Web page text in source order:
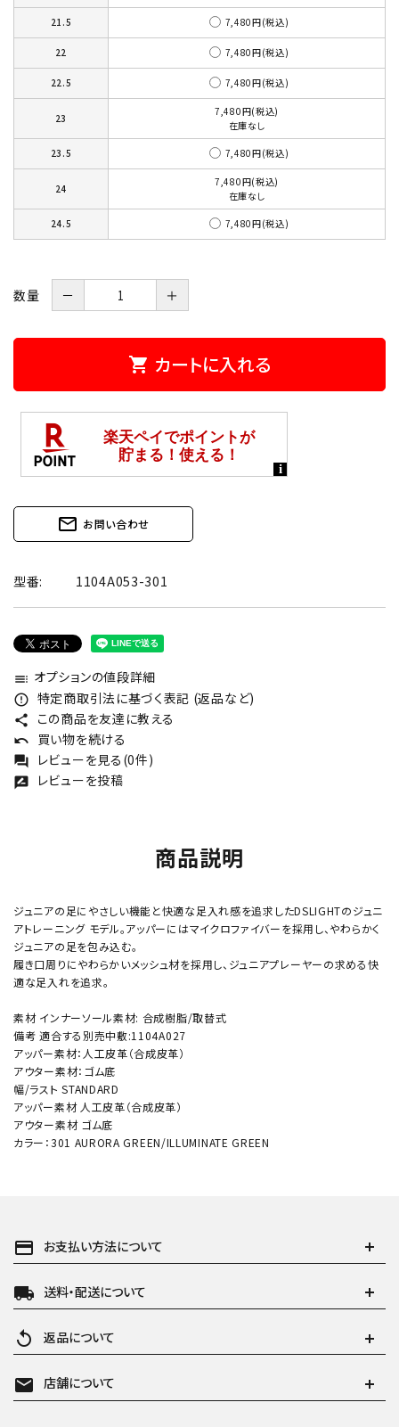
21.5 7,480円(税込)
22 7,480円(税込)
22.5 7,480円(税込)
23
7,480円(税込)
在庫なし
23.5 7,480円(税込)
24
7,480円(税込)
在庫なし
24.5 7,480円(税込)
数量 － ＋
shopping_cart カートに入れる
mail_outline お問い合わせ
型番: 1104A053-301
toc オプションの値段詳細
error_outline 特定商取引法に基づく表記 (返品など)
share この商品を友達に教える
undo 買い物を続ける
forum レビューを見る(0件)
rate_review レビューを投稿
商品説明
ジュニアの足にやさしい機能と快適な足入れ感を追求したDSLIGHTのジュニ
アトレーニング モデル。アッパーにはマイクロファイバーを採用し、やわらかく
ジュニアの足を包み込む。
履き口周りにやわらかいメッシュ材を採用し、ジュニアプレーヤーの求める快
適な足入れを追求。
素材 インナーソール素材: 合成樹脂/取替式
備考 適合する別売中敷:1104A027
アッパー素材：人工皮革（合成皮革）
アウター素材：ゴム底
幅/ラスト STANDARD
アッパー素材 人工皮革（合成皮革）
アウター素材 ゴム底
カラー：301 AURORA GREEN/ILLUMINATE GREEN
payment お支払い方法について
local_shipping 送料・配送について
replay 返品について
mail 店舗について